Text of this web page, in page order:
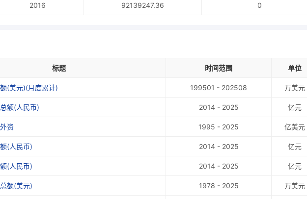
2016 92139247.36 0
标题 时间范围 单位
(美元)(月度累计) 199501 - 202508 万美元
额(人民币) 2014 - 2025 亿元
资 1995 - 2025 亿美元
(人民币) 2014 - 2025 亿元
(人民币) 2014 - 2025 亿元
额(美元) 1978 - 2025 万美元